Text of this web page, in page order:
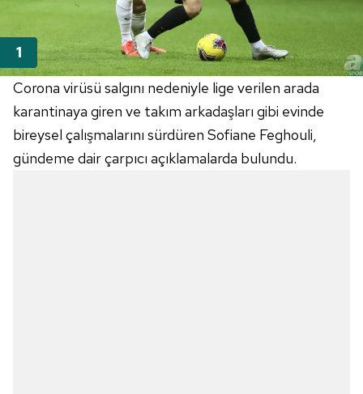
Corona virüsü salgını nedeniyle lige verilen arada
karantinaya giren ve takım arkadaşları gibi evinde
bireysel çalışmalarını sürdüren Sofiane Feghouli,
gündeme dair çarpıcı açıklamalarda bulundu.